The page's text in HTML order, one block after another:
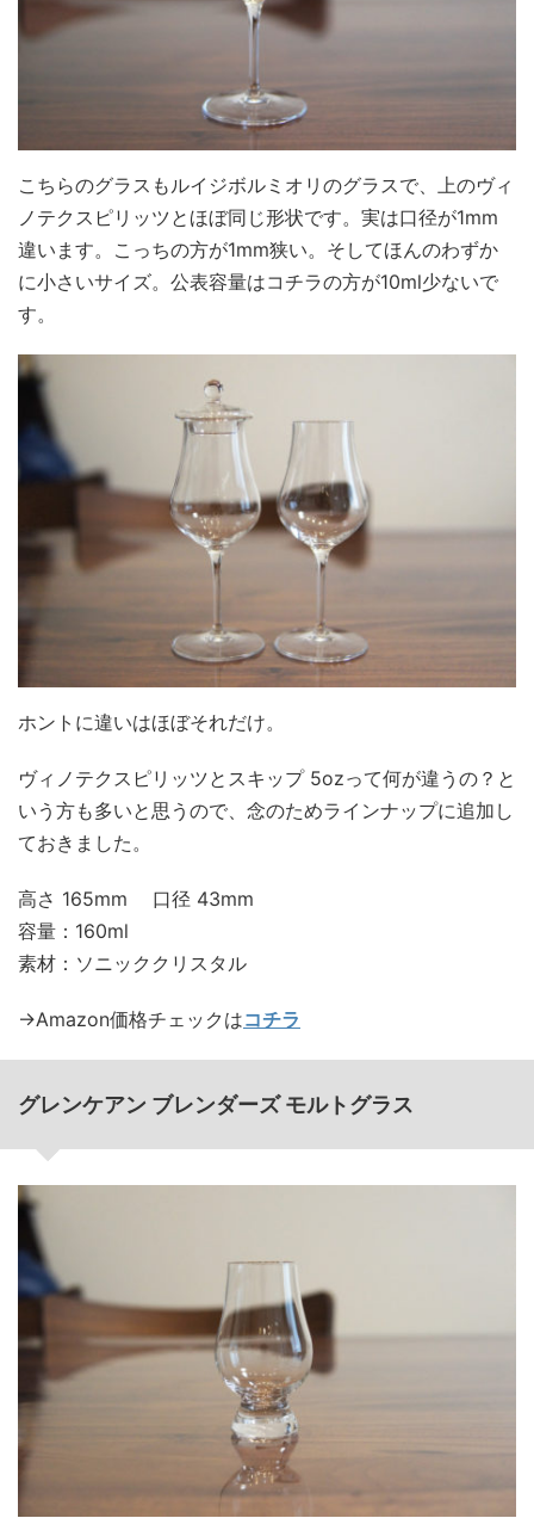
こちらのグラスもルイジボルミオリのグラスで、上のヴィ
ノテクスピリッツとほぼ同じ形状です。実は口径が1mm
違います。こっちの方が1mm狭い。そしてほんのわずか
に小さいサイズ。公表容量はコチラの方が10ml少ないで
す。
ホントに違いはほぼそれだけ。
ヴィノテクスピリッツとスキップ 5ozって何が違うの？と
いう方も多いと思うので、念のためラインナップに追加し
ておきました。
高さ 165mm 口径 43mm
容量：160ml
素材：ソニッククリスタル
→Amazon価格チェックはコチラ
グレンケアン ブレンダーズ モルトグラス